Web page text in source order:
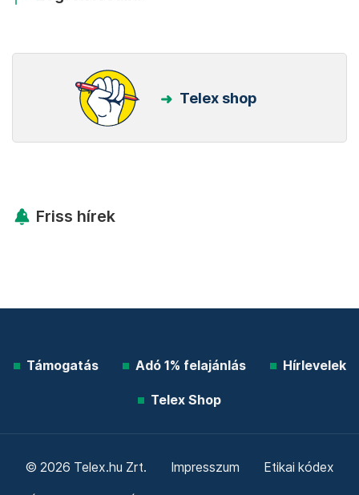
Telex shop
Friss hírek
Támogatás Adó 1% felajánlás Hírlevelek
Telex Shop
© 2026 Telex.hu Zrt. Impresszum Etikai kódex